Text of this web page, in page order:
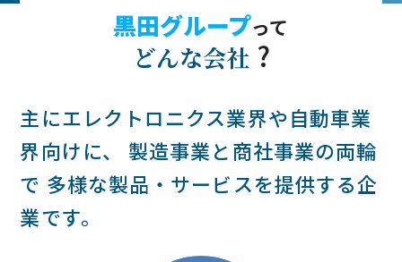
黒田グループって
どんな会社 ?
主にエレクトロニクス業界や自動車業
界向けに、
製造事業と商社事業の両輪
で 多様な製品・サービスを提供する企
業です。